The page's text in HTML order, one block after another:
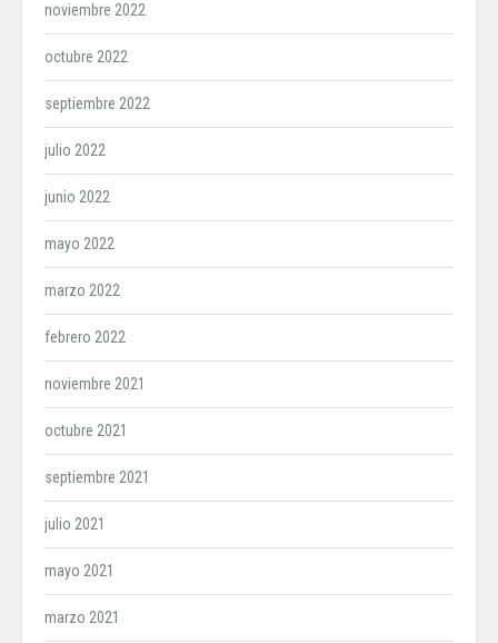
noviembre 2022
octubre 2022
septiembre 2022
julio 2022
junio 2022
mayo 2022
marzo 2022
febrero 2022
noviembre 2021
octubre 2021
septiembre 2021
julio 2021
mayo 2021
marzo 2021